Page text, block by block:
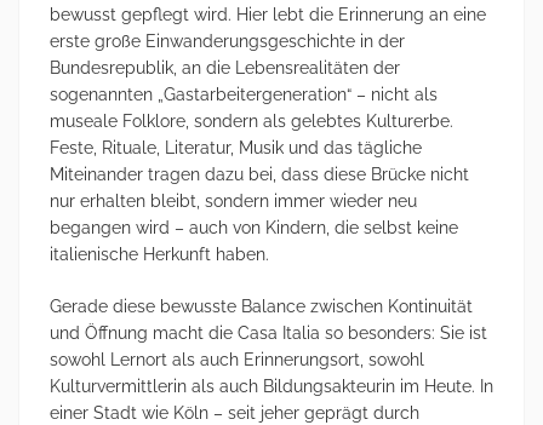
bewusst gepflegt wird. Hier lebt die Erinnerung an eine
erste große Einwanderungsgeschichte in der
Bundesrepublik, an die Lebensrealitäten der
sogenannten „Gastarbeitergeneration“ – nicht als
museale Folklore, sondern als gelebtes Kulturerbe.
Feste, Rituale, Literatur, Musik und das tägliche
Miteinander tragen dazu bei, dass diese Brücke nicht
nur erhalten bleibt, sondern immer wieder neu
begangen wird – auch von Kindern, die selbst keine
italienische Herkunft haben.
Gerade diese bewusste Balance zwischen Kontinuität
und Öffnung macht die Casa Italia so besonders: Sie ist
sowohl Lernort als auch Erinnerungsort, sowohl
Kulturvermittlerin als auch Bildungsakteurin im Heute. In
einer Stadt wie Köln – seit jeher geprägt durch